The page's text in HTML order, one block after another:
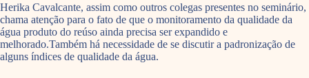
Herika Cavalcante, assim como outros colegas presentes no seminário,
chama atenção para o fato de que o monitoramento da qualidade da
água produto do reúso ainda precisa ser expandido e
melhorado.Também há necessidade de se discutir a padronização de
alguns índices de qualidade da água.